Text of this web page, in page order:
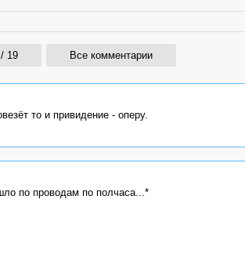
19 Все комментарии
то и привидение - оперу.
по проводам по полчаса...*